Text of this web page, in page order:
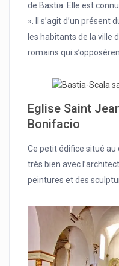
de Bastia. Elle est
». Il s’agit d’un présent
les habitants de la ville
romains qui
Eglise Saint
Bonifacio
Ce petit édifice situé
très bien avec
peintures et des